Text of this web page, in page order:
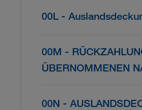
00L -
00M -
ÜBERNOMMENEN
00N -